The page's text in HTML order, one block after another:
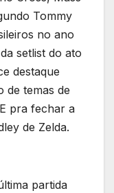
Tommy
no ano
setlist do ato
destaque
de temas de
pra fechar a
de Zelda.
partida